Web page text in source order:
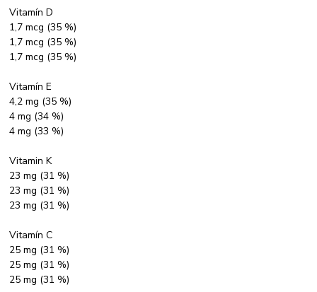
Vitamín D
1,7 mcg (35 %)
1,7 mcg (35 %)
1,7 mcg (35 %)
Vitamín E
4,2 mg (35 %)
4 mg (34 %)
4 mg (33 %)
Vitamin K
23 mg (31 %)
23 mg (31 %)
23 mg (31 %)
Vitamín C
25 mg (31 %)
25 mg (31 %)
25 mg (31 %)